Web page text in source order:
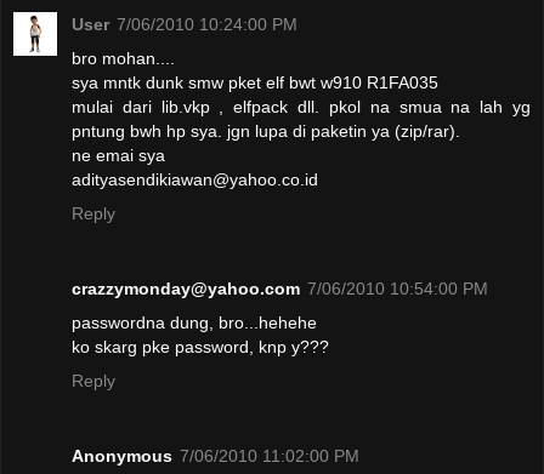
User 7/06/2010 10:24:00 PM
bro mohan....
sya mntk dunk smw pket elf bwt w910 R1FA035
mulai dari lib.vkp , elfpack dll. pkol na smua na lah yg
pntung bwh hp sya. jgn lupa di paketin ya (zip/rar).
ne emai sya
adityasendikiawan@yahoo.co.id
Reply
crazzymonday@yahoo.com 7/06/2010 10:54:00 PM
passwordna dung, bro...hehehe
ko skarg pke password, knp y???
Reply
Anonymous 7/06/2010 11:02:00 PM